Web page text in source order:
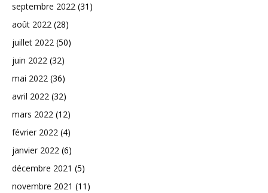
septembre 2022 (31)
août 2022 (28)
juillet 2022 (50)
juin 2022 (32)
mai 2022 (36)
avril 2022 (32)
mars 2022 (12)
février 2022 (4)
janvier 2022 (6)
décembre 2021 (5)
novembre 2021 (11)